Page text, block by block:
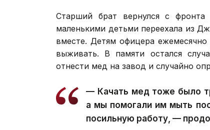
Старший брат вернулся с
маленькими детьми переехала из
вместе. Детям офицера
выживать. В памяти остался
отнести мед на завод и случайно
— Качать мед тоже было
а мы помогали им мыть
посильную работу, —